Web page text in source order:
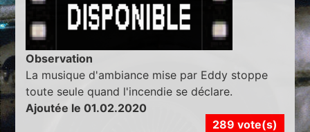
Observation
La musique d'ambiance mise par Eddy stoppe
toute seule quand l'incendie se déclare.
Ajoutée le 01.02.2020
289 vote(s)